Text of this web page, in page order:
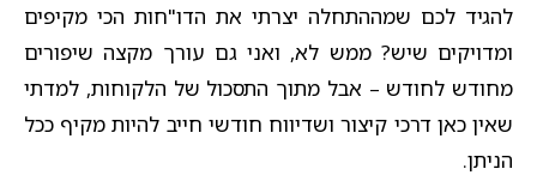
להגיד לכם שמההתחלה יצרתי את הדו"חות הכי מקיפים
ומדויקים שיש? ממש לא, ואני גם עורך מקצה שיפורים
מחודש לחודש – אבל מתוך התסכול של הלקוחות, למדתי
שאין כאן דרכי קיצור ושדיווח חודשי חייב להיות מקיף ככל
הניתן.